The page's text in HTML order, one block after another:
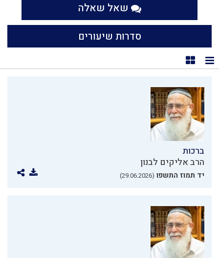
שאל שאלה
סדרות שיעורים
תצוגת רשימה
תצוגת קוביות
ברכות
הרב אליקים לבנון
יד תמוז התשפו (29.06.2026)